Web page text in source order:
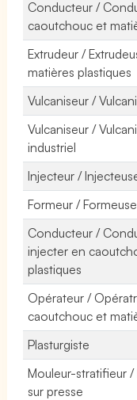
Conducteur /
caoutchouc et
Extrudeur /
matières plastiques
Vulcaniseur /
Vulcaniseur /
industriel
Injecteur /
Formeur /
Conducteur /
injecter en
plastiques
Opérateur /
caoutchouc et
Plasturgiste
Mouleur-stratifieur
sur presse